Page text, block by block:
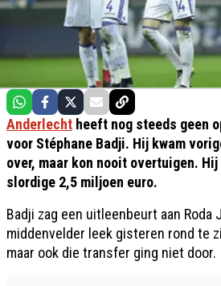
Anderlecht heeft nog steeds geen
voor Stéphane Badji. Hij kwam
over, maar kon nooit overtuigen.
slordige 2,5 miljoen euro.
Badji zag een uitleenbeurt aan Roda
middenvelder leek gisteren rond te
maar ook die transfer ging niet door.